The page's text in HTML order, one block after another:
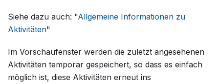
Siehe dazu auch: "Allgemeine Informationen zu
Aktivitäten"
Im Vorschaufenster werden die zuletzt angesehenen
Aktivitäten temporär gespeichert, so dass es einfach
möglich ist, diese Aktivitäten erneut ins